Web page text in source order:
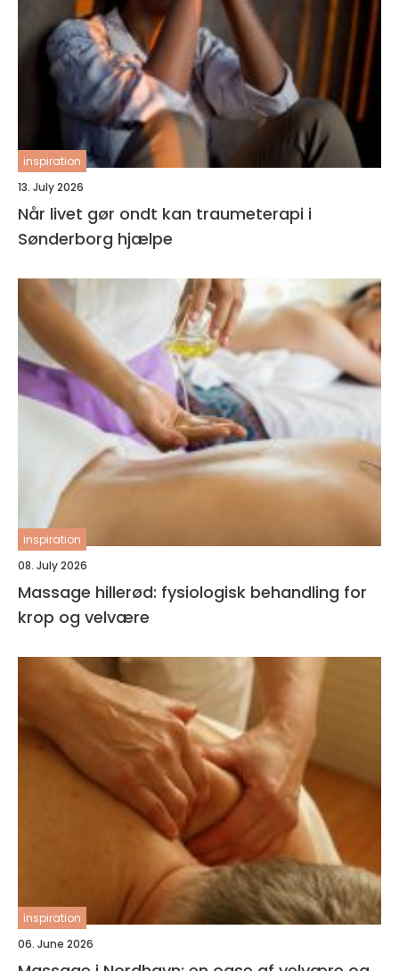
inspiration
13. July 2026
Når livet gør ondt kan traumeterapi i
Sønderborg hjælpe
inspiration
08. July 2026
Massage hillerød: fysiologisk behandling for
krop og velvære
inspiration
06. June 2026